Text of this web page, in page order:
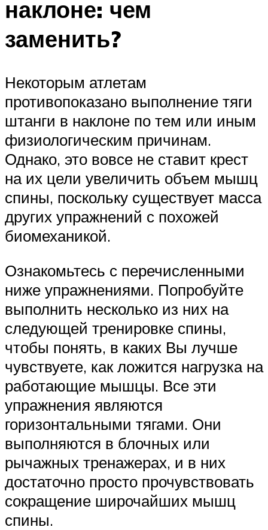
наклоне: чем
заменить?
Некоторым атлетам
противопоказано выполнение тяги
штанги в наклоне по тем или иным
физиологическим причинам.
Однако, это вовсе не ставит крест
на их цели увеличить объем мышц
спины, поскольку существует масса
других упражнений с похожей
биомеханикой.
Ознакомьтесь с перечисленными
ниже упражнениями. Попробуйте
выполнить несколько из них на
следующей тренировке спины,
чтобы понять, в каких Вы лучше
чувствуете, как ложится нагрузка на
работающие мышцы. Все эти
упражнения являются
горизонтальными тягами. Они
выполняются в блочных или
рычажных тренажерах, и в них
достаточно просто прочувствовать
сокращение широчайших мышц
спины.